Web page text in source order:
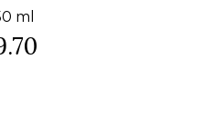
ml